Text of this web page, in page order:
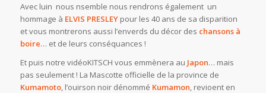
Avec luin nous nsemble nous rendrons également un
hommage à ELVIS PRESLEYpour les 40 ans de sa disparition
et vous montrerons aussi l’enverds du décor des chansons à
boire… et de leurs conséquances !
Et puis notre vidéoKITSCH vous emmènera au Japon… mais
pas seulement ! La Mascotte officielle de la province de
Kumamoto, l’ouirson noir dénommé Kumamon , revioent en